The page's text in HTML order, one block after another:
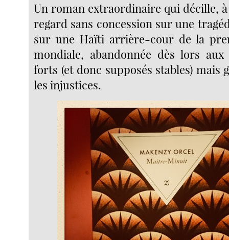
Un roman extraordinaire qui décille,
regard sans concession sur une
sur une Haïti arrière-cour de la
mondiale, abandonnée dès lors
forts (et donc supposés stables) mais
les injustices.